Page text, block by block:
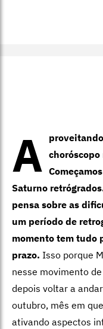
A
Saturno
pensa sobre as
um período de
momento tem tudo
prazo. Isso porque
nesse movimento
depois voltar a
outubro, mês em
ativando aspectos